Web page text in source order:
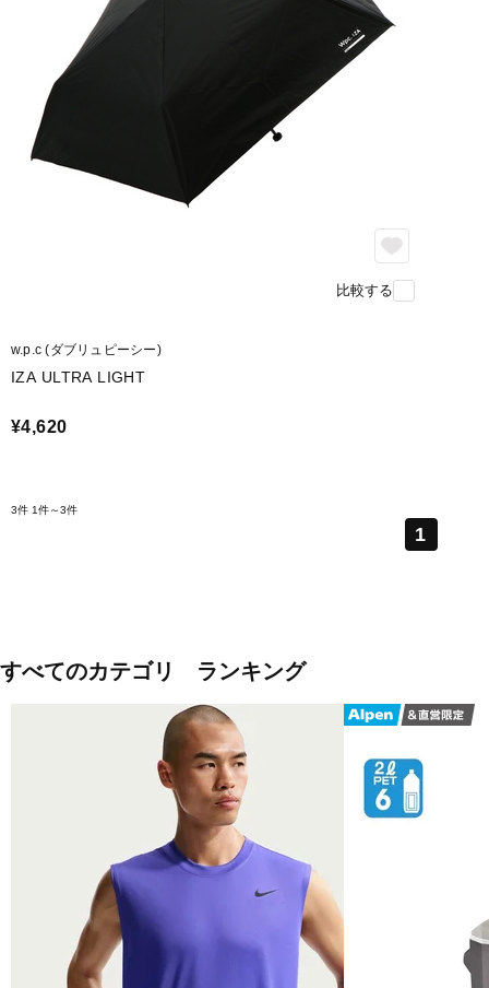
比較する
w.p.c (ダブリュピーシー)
IZA ULTRA LIGHT
¥4,620
3件 1件～3件
1
すべてのカテゴリ ランキング